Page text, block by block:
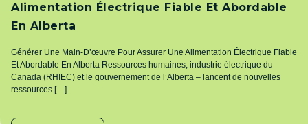
Alimentation Électrique Fiable Et Abordable
En Alberta
Générer Une Main-D’œuvre Pour Assurer Une Alimentation Électrique Fiable
Et Abordable En Alberta Ressources humaines, industrie électrique du
Canada (RHIEC) et le gouvernement de l’Alberta – lancent de nouvelles
ressources […]